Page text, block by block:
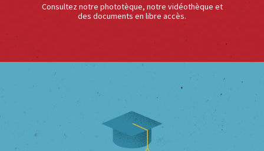
Consultez notre phototèque, notre vidéothèque et
des documents en libre accès.